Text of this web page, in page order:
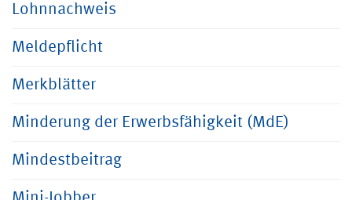
Lohnnachweis
Meldepflicht
Merkblätter
Minderung der Erwerbsfähigkeit (MdE)
Mindestbeitrag